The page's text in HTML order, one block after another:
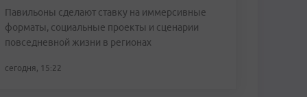
Павильоны сделают ставку на иммерсивные
форматы, социальные проекты и сценарии
повседневной жизни в регионах
сегодня, 15:22